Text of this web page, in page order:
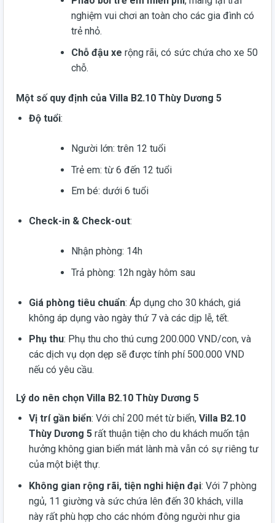
nghiệm vui chơi an toàn cho các gia đình có
trẻ nhỏ.
Chỗ đậu xe rộng rãi, có sức chứa cho xe 50
chỗ.
Một số quy định của Villa B2.10 Thùy Dương 5
Độ tuổi:
Người lớn: trên 12 tuổi
Trẻ em: từ 6 đến 12 tuổi
Em bé: dưới 6 tuổi
Check-in & Check-out:
Nhận phòng: 14h
Trả phòng: 12h ngày hôm sau
Giá phòng tiêu chuẩn: Áp dụng cho 30 khách, giá
không áp dụng vào ngày thứ 7 và các dịp lễ, tết.
Phụ thu: Phụ thu cho thú cưng 200.000 VND/con, và
các dịch vụ dọn dẹp sẽ được tính phí 500.000 VND
nếu có yêu cầu.
Lý do nên chọn Villa B2.10 Thùy Dương 5
Vị trí gần biển: Với chỉ 200 mét từ biển, Villa B2.10
Thùy Dương 5rất thuận tiện cho du khách muốn tận
hưởng không gian biển mát lành mà vẫn có sự riêng tư
của một biệt thự.
Không gian rộng rãi, tiện nghi hiện đại: Với 7 phòng
ngủ, 11 giường và sức chứa lên đến 30 khách, villa
này rất phù hợp cho các nhóm đông người như gia